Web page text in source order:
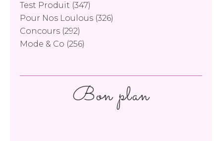
Test Produit (347)
Pour Nos Loulous (326)
Concours (292)
Mode & Co (256)
Bon plan